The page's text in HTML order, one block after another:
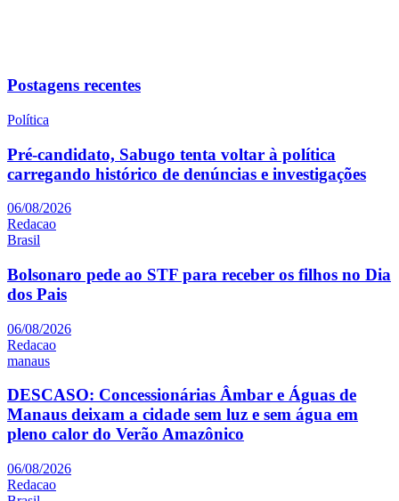
Postagens recentes
Política
Pré-candidato, Sabugo tenta voltar à política
carregando histórico de denúncias e investigações
06/08/2026
Redacao
Brasil
Bolsonaro pede ao STF para receber os filhos no Dia
dos Pais
06/08/2026
Redacao
manaus
DESCASO: Concessionárias Âmbar e Águas de
Manaus deixam a cidade sem luz e sem água em
pleno calor do Verão Amazônico
06/08/2026
Redacao